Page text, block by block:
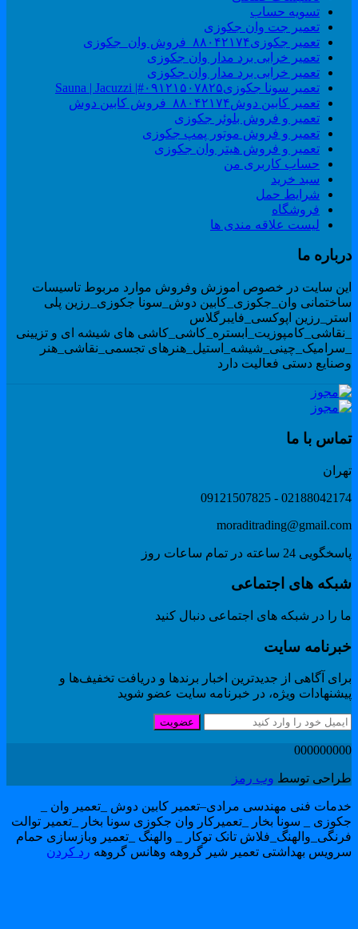
تسویه حساب
تعمیر جت وان جکوزی
تعمیر جکوزی۸۸۰۴۲۱۷۴_فروش وان_جکوزی
تعمیر خرابی برد مدار وان جکوزی
تعمیر خرابی برد مدار وان جکوزی
تعمیر سونا جکوزی۰۹۱۲۱۵۰۷۸۲۵#| Sauna | Jacuzzi
تعمیر کابین دوش۸۸۰۴۲۱۷۴_فروش کابین دوش
تعمیر و فروش بلوئر جکوزی
تعمیر و فروش موتور پمپ جکوزی
تعمیر و فروش هیتر وان جکوزی
حساب کاربری من
سبد خرید
شرایط حمل
فروشگاه
لیست علاقه مندی ها
ما
سایت در خصوص اموزش وفروش موارد مربوط تاسیسات
وان_جکوزی_کابین دوش_سونا جکوزی_رزین پلی
اپوکسی_فایبرگلاس
های شیشه ای و تزیینی
تجسمی_نقاشی_هنر
دستی فعالیت دارد
با ما
02188042174 -
24 ساعته در تمام ساعات روز
های اجتماعی
را در شبکه های اجتماعی دنبال کنید
سایت
آگاهی از جدیدترین اخبار برندها و دریافت تخفیف‌ها و
ویژه، در خبرنامه سایت عضو شوید
عضویت
توسطوب رمز
فنی مهندسی مرادی–تعمیر کابین دوش _تعمیر وان _
_ سونا بخار _تعمیرکار وان جکوزی سونا بخار _تعمیر توالت
تانک توکار _ والهنگ _تعمیر وبازسازی حمام
بهداشتی تعمیر شیر گروهه وهانس گروههرد کردن